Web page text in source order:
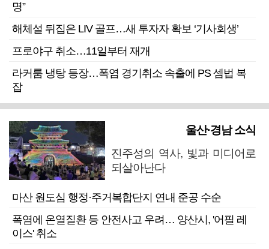
명”
해체설 뒤집은 LIV 골프…새 투자자 확보 ‘기사회생’
프로야구 취소…11일부터 재개
라커룸 냉탕 등장…폭염 경기취소 속출에 PS 셈법 복
잡
울산·경남 소식
진주성의 역사, 빛과 미디어로
되살아난다
마산 원도심 행정·주거복합단지 연내 준공 수순
폭염에 온열질환 등 안전사고 우려… 양산시, '어필 레
이스' 취소